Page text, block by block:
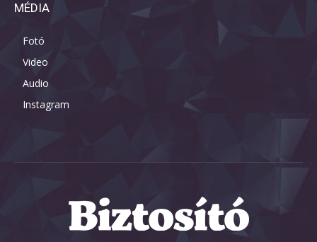
MÉDIA
Fotó
Video
Audio
Instagram